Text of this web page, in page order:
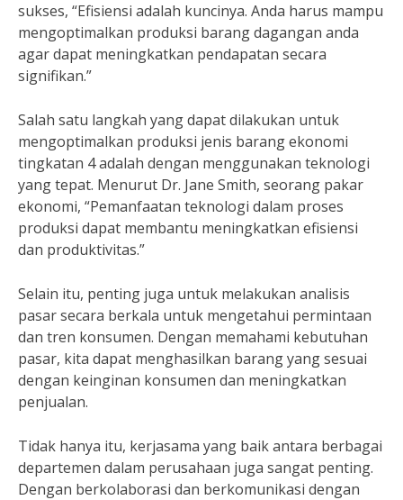
sukses, “Efisiensi adalah kuncinya. Anda harus mampu
mengoptimalkan produksi barang dagangan anda
agar dapat meningkatkan pendapatan secara
signifikan.”
Salah satu langkah yang dapat dilakukan untuk
mengoptimalkan produksi jenis barang ekonomi
tingkatan 4 adalah dengan menggunakan teknologi
yang tepat. Menurut Dr. Jane Smith, seorang pakar
ekonomi, “Pemanfaatan teknologi dalam proses
produksi dapat membantu meningkatkan efisiensi
dan produktivitas.”
Selain itu, penting juga untuk melakukan analisis
pasar secara berkala untuk mengetahui permintaan
dan tren konsumen. Dengan memahami kebutuhan
pasar, kita dapat menghasilkan barang yang sesuai
dengan keinginan konsumen dan meningkatkan
penjualan.
Tidak hanya itu, kerjasama yang baik antara berbagai
departemen dalam perusahaan juga sangat penting.
Dengan berkolaborasi dan berkomunikasi dengan